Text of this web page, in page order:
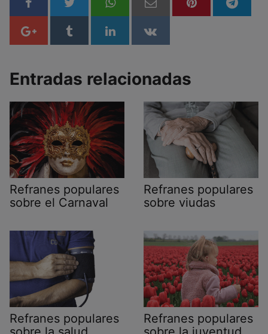
Entradas relacionadas
Refranes populares
sobre el Carnaval
Refranes populares
sobre viudas
Refranes populares
Refranes populares